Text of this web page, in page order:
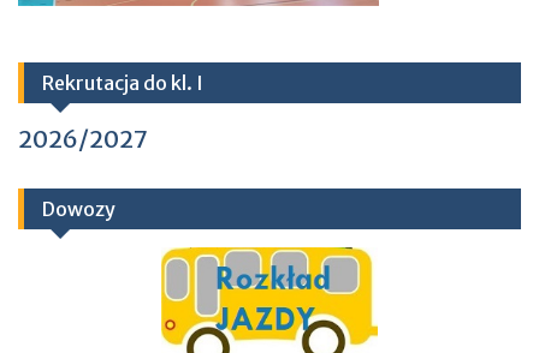
Rekrutacja do kl. I
2026/2027
Dowozy